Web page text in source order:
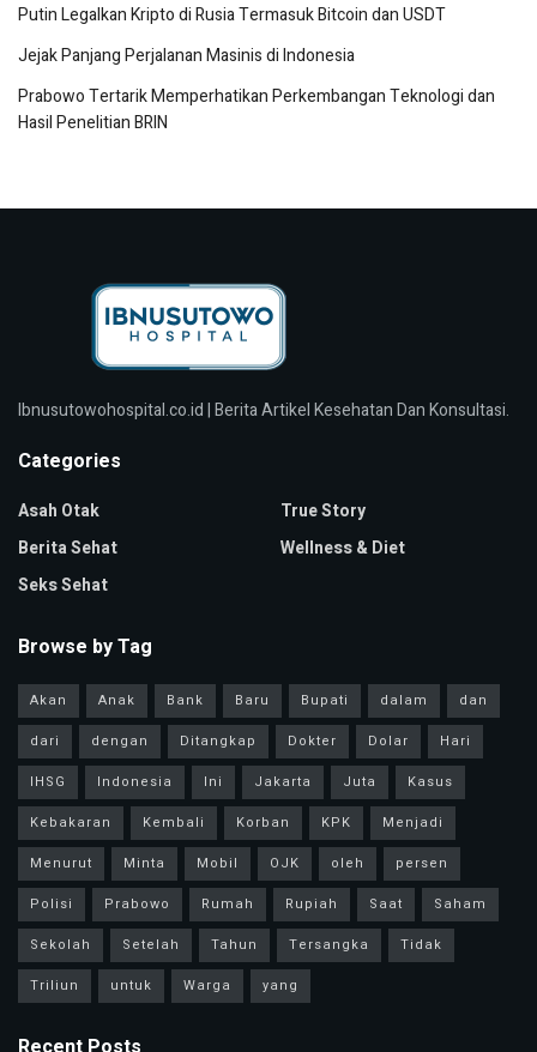
Putin Legalkan Kripto di Rusia Termasuk Bitcoin dan USDT
Jejak Panjang Perjalanan Masinis di Indonesia
Prabowo Tertarik Memperhatikan Perkembangan Teknologi dan
Hasil Penelitian BRIN
Ibnusutowohospital.co.id | Berita Artikel Kesehatan Dan Konsultasi.
Categories
Asah Otak
Berita Sehat
Seks Sehat
True Story
Wellness & Diet
Browse by Tag
Akan Anak Bank Baru Bupati dalam
dan
dari
dengan Ditangkap Dokter Dolar
Hari
IHSG
Indonesia Ini Jakarta Juta
Kasus
Kebakaran
Kembali Korban KPK
Menjadi
Menurut
Minta Mobil OJK oleh
persen
Polisi
Prabowo Rumah Rupiah Saat
Saham
Sekolah
Setelah Tahun Tersangka
Tidak
Triliun
untuk Warga yang